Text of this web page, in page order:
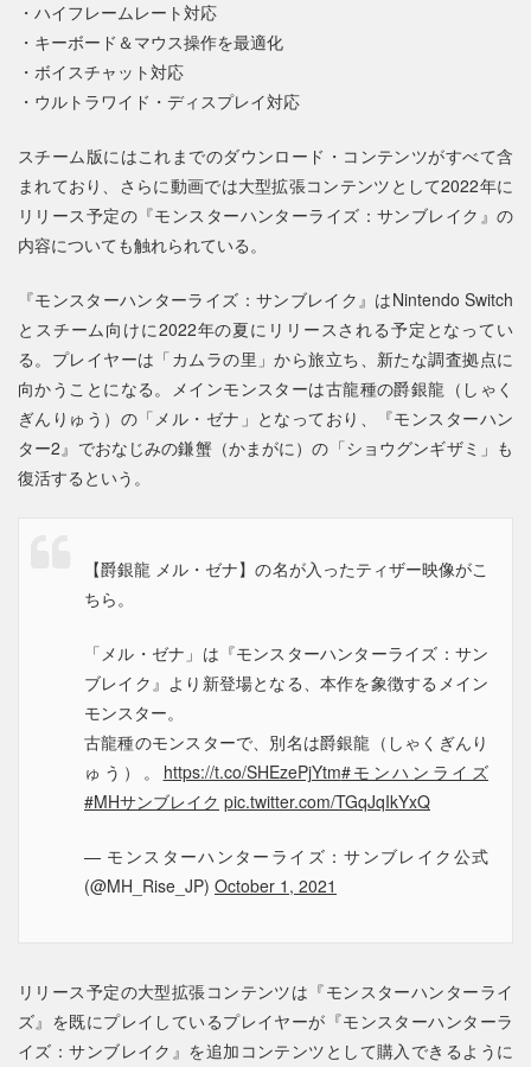
・ハイフレームレート対応
・キーボード＆マウス操作を最適化
・ボイスチャット対応
・ウルトラワイド・ディスプレイ対応
スチーム版にはこれまでのダウンロード・コンテンツがすべて含
まれており、さらに動画では大型拡張コンテンツとして2022年に
リリース予定の『モンスターハンターライズ：サンブレイク』の
内容についても触れられている。
『モンスターハンターライズ：サンブレイク』はNintendo Switch
とスチーム向けに2022年の夏にリリースされる予定となってい
る。プレイヤーは「カムラの里」から旅立ち、新たな調査拠点に
向かうことになる。メインモンスターは古龍種の爵銀龍（しゃく
ぎんりゅう）の「メル・ゼナ」となっており、『モンスターハン
ター2』でおなじみの鎌蟹（かまがに）の「ショウグンギザミ」も
復活するという。
【爵銀龍 メル・ゼナ】の名が入ったティザー映像がこ
ちら。
「メル・ゼナ」は『モンスターハンターライズ：サン
ブレイク』より新登場となる、本作を象徴するメイン
モンスター。
古龍種のモンスターで、別名は爵銀龍（しゃくぎんり
ゅう）。 https://t.co/SHEzePjYtm#モンハンライズ
#MHサンブレイク pic.twitter.com/TGqJqIkYxQ
— モンスターハンターライズ：サンブレイク公式
(@MH_Rise_JP) October 1, 2021
リリース予定の大型拡張コンテンツは『モンスターハンターライ
ズ』を既にプレイしているプレイヤーが『モンスターハンターラ
イズ：サンブレイク』を追加コンテンツとして購入できるように